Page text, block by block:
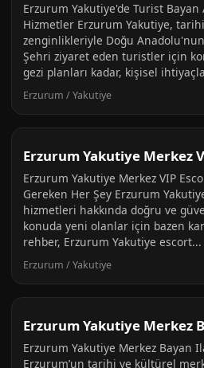
Erzurum Yakutiye'de Turist Bayan
Hizmetler Erzurum Yakutiye,
zenginlikleriyle Doğu
Şehri ziyaret eden turistler için
gezi planları kadar, kişisel
Erzurum / Yakutiye
Erzurum Yakutiye Merkez
Erzurum Yakutiye Merkez VIP
Gereken Her Şey Erzurum
hizmetleri hakkında doğru ve
konuda yeni olanlar için bazen
rehber, Erzurum Yakutiye escort...
Erzurum / Yakutiye
Erzurum Yakutiye Merkez
Erzurum Yakutiye Merkez Bayan
Erzurum’un tarihi ve kültürel